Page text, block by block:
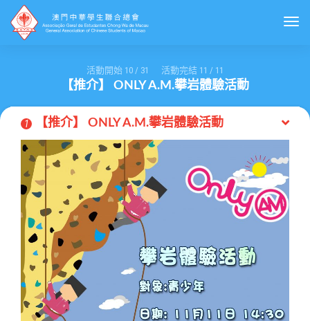
活動開始 10 / 31 活動完結 11 / 11
【推介】 ONLY A.M.攀岩體驗活動
1 【推介】 ONLY A.M.攀岩體驗活動